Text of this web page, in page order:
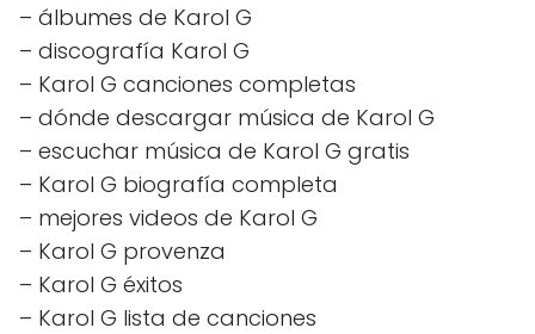
– álbumes de Karol G
– discografía Karol G
– Karol G canciones completas
– dónde descargar música de Karol G
– escuchar música de Karol G gratis
– Karol G biografía completa
– mejores videos de Karol G
– Karol G provenza
– Karol G éxitos
– Karol G lista de canciones